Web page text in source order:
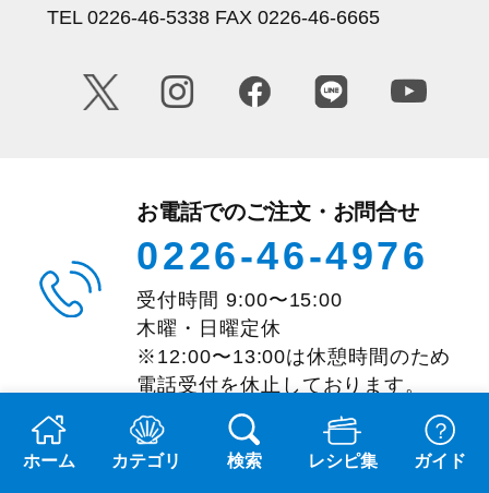
TEL 0226-46-5338 FAX 0226-46-6665
お電話でのご注文・お問合せ
0226-46-4976
受付時間 9:00〜15:00
木曜・日曜定休
※12:00〜13:00は休憩時間のため
電話受付を休止しております。
メールでのお問い合わせ
ホーム カテゴリ 検索 レシピ集 ガイド